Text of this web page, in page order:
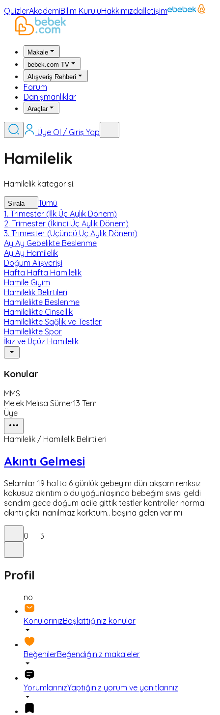
QuizlerAkademiBilim KuruluHakkımızdaİletişim
Makale
bebek.com TV
Alışveriş Rehberi
Forum
Danışmanlıklar
Araçlar
Üye Ol / Giriş Yap
Hamilelik
Hamilelik kategorisi.
Sırala
Tümü
1. Trimester (İlk Üç Aylık Dönem)
2. Trimester (İkinci Üç Aylık Dönem)
3. Trimester (Üçüncü Üç Aylık Dönem)
Ay Ay Gebelikte Beslenme
Ay Ay Hamilelik
Doğum Alışverişi
Hafta Hafta Hamilelik
Hamile Giyim
Hamilelik Belirtileri
Hamilelikte Beslenme
Hamilelikte Cinsellik
Hamilelikte Sağlık ve Testler
Hamilelikte Spor
İkiz ve Üçüz Hamilelik
Konular
MMS
Melek Melisa Sümer13 Tem
Üye
Hamilelik / Hamilelik Belirtileri
Akıntı Gelmesi
Selamlar 19 hafta 6 günlük gebeyim dün akşam renksiz
kokusuz akıntım oldu yoğunlaşınca bebeğim sıvısı geldi
sandım gece doğum acile gittik testler kontroller normal
akıntı çıktı inanılmaz korktum.. başına gelen var mı
0 3
Profil
no
KonularınızBaşlattığınız konular
BeğenilerBeğendiğiniz makaleler
YorumlarınızYaptığınız yorum ve yanıtlarınız